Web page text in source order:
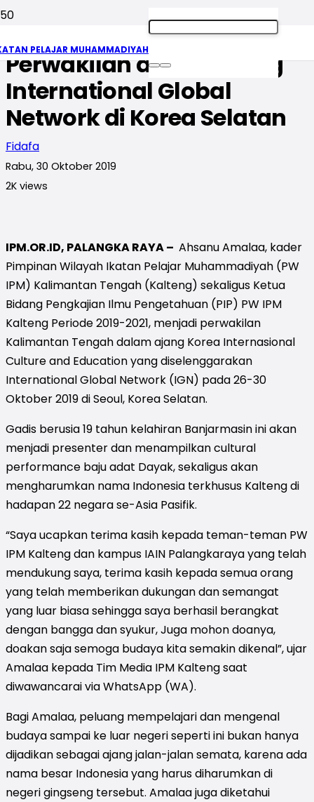
PELAJAR MUHAMMADIYAH
Kader IPM Kalteng Jadi
Perwakilan dalam Ajang
International Global
Network di Korea Selatan
Fidafa
Rabu, 30 Oktober 2019
2K views
IPM.OR.ID, PALANGKA RAYA – Ahsanu Amalaa, kader
Pimpinan Wilayah Ikatan Pelajar Muhammadiyah (PW
IPM) Kalimantan Tengah (Kalteng) sekaligus Ketua
Bidang Pengkajian Ilmu Pengetahuan (PIP) PW IPM
Kalteng Periode 2019-2021, menjadi perwakilan
Kalimantan Tengah dalam ajang Korea Internasional
Culture and Education yang diselenggarakan
International Global Network (IGN) pada 26-30
Oktober 2019 di Seoul, Korea Selatan.
Gadis berusia 19 tahun kelahiran Banjarmasin ini akan
menjadi presenter dan menampilkan cultural
performance baju adat Dayak, sekaligus akan
mengharumkan nama Indonesia terkhusus Kalteng di
hadapan 22 negara se-Asia Pasifik.
“Saya ucapkan terima kasih kepada teman-teman PW
IPM Kalteng dan kampus IAIN Palangkaraya yang telah
mendukung saya, terima kasih kepada semua orang
yang telah memberikan dukungan dan semangat
yang luar biasa sehingga saya berhasil berangkat
dengan bangga dan syukur, Juga mohon doanya,
doakan saja semoga budaya kita semakin dikenal”, ujar
Amalaa kepada Tim Media IPM Kalteng saat
diwawancarai via WhatsApp (WA).
Bagi Amalaa, peluang mempelajari dan mengenal
budaya sampai ke luar negeri seperti ini bukan hanya
dijadikan sebagai ajang jalan-jalan semata, karena ada
nama besar Indonesia yang harus diharumkan di
negeri gingseng tersebut. Amalaa juga diketahui